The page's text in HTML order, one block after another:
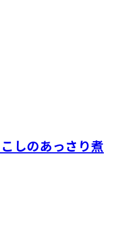
しのあっさり煮